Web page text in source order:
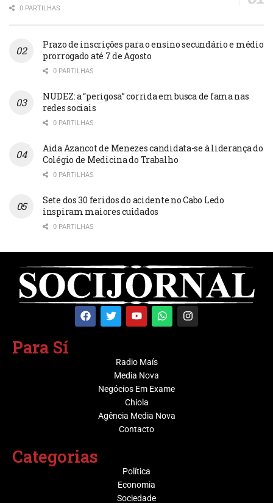
0 PARTILHAS
Prazo de inscrições para o ensino secundário e médio
prorrogado até 7 de Agosto
0 PARTILHAS
NUDEZ: a “perigosa” corrida em busca de fama nas
redes sociais
0 PARTILHAS
Aida Azancot de Menezes candidata-se à liderança do
Colégio de Medicina do Trabalho
0 PARTILHAS
Sete dos 30 feridos do acidente no Cabo Ledo
inspiram maiores cuidados
0 PARTILHAS
Para Sí
Radio Maís
Media Nova
Negócios Em Exame
Chiola
Agência Media Nova
Contacto
Categorias
Política
Economia
Sociedade